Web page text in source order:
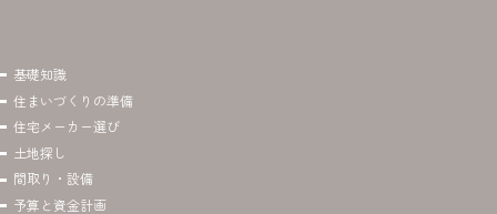
基礎知識
住まいづくりの準備
住宅メーカー選び
土地探し
間取り・設備
予算と資金計画